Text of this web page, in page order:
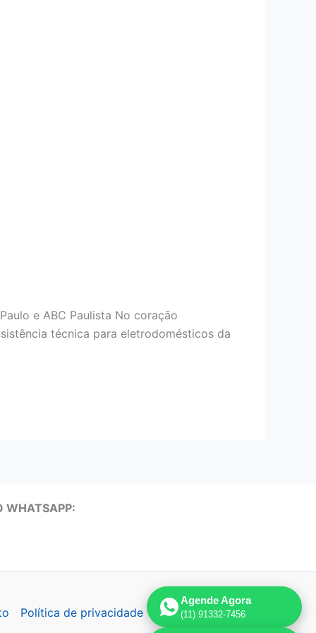
e ABC Paulista No coração
técnica para eletrodomésticos da
WHATSAPP:
Política de privacidade
Agende Agora
(11) 91332-7456